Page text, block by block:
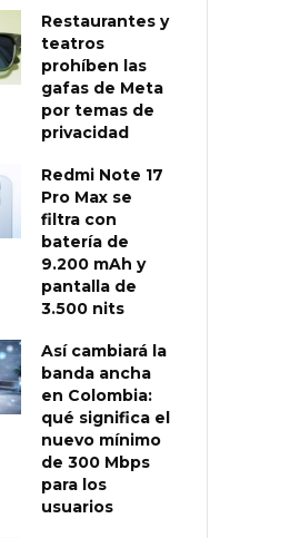
Restaurantes y
teatros
prohíben las
gafas de Meta
por temas de
privacidad
Redmi Note 17
Pro Max se
filtra con
batería de
9.200 mAh y
pantalla de
3.500 nits
Así cambiará la
banda ancha
en Colombia:
qué significa el
nuevo mínimo
de 300 Mbps
para los
usuarios